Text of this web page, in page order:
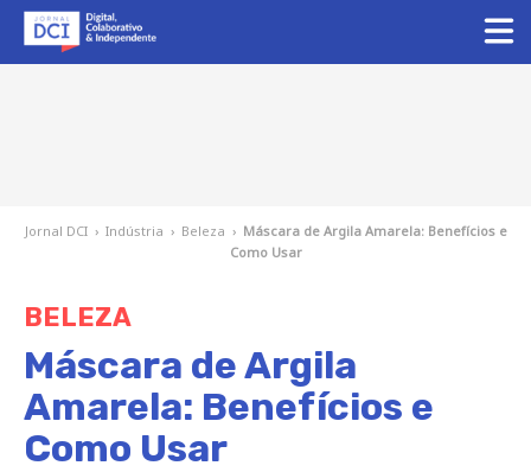
Jornal DCI › Indústria › Beleza › Máscara de Argila Amarela: Benefícios e
Como Usar
BELEZA
Máscara de Argila
Amarela: Benefícios e
Como Usar